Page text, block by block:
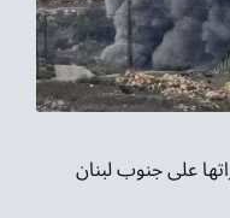
على جنوب لبنان